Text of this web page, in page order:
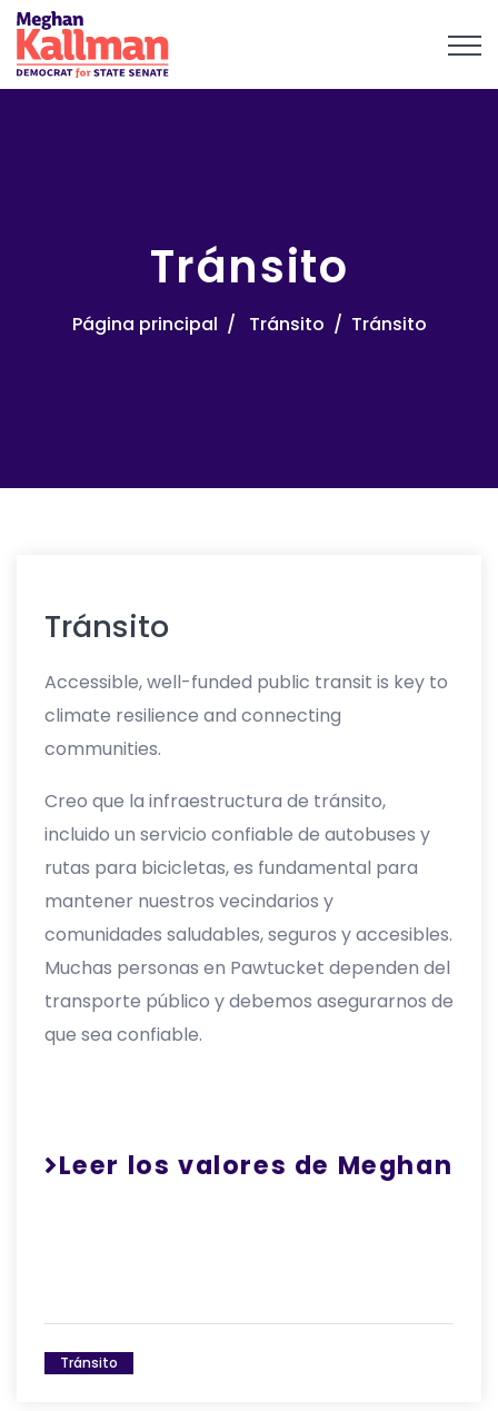
Tránsito
Página principal Tránsito Tránsito
Tránsito
Accessible, well-funded public transit is key to
climate resilience and connecting
communities.
Creo que la infraestructura de tránsito,
incluido un servicio confiable de autobuses y
rutas para bicicletas, es fundamental para
mantener nuestros vecindarios y
comunidades saludables, seguros y accesibles.
Muchas personas en Pawtucket dependen del
transporte público y debemos asegurarnos de
que sea confiable.
Leer los valores de Meghan
Tránsito